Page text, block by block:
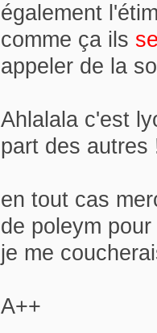
également
comme ça ils
appeler de la
Ahlalala c'est
part des
en tout cas
de poleym
je me
A++